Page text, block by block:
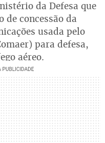
da Defesa que
de concessão da
usada pelo
para defesa,
aéreo.